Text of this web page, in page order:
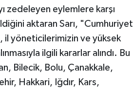
zedeleyen eylemlere karşı
aktaran Sarı, "Cumhuriyet
il yöneticilerimizin ve yüksek
ilgili kararlar alındı. Bu
Bilecik, Bolu, Çanakkale,
Hakkari, Iğdır, Kars,